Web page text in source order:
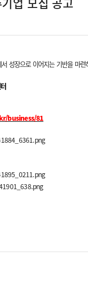
성장으로 이어지는 기반을 마
business/81